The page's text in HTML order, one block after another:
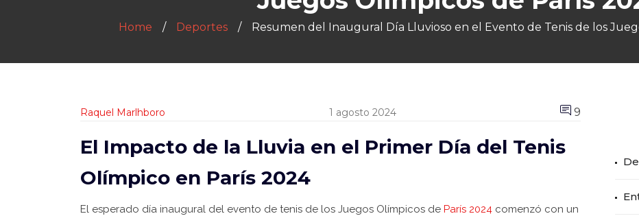
Home Deportes Resumen del Inaugural Día Lluvioso en el Evento de Tenis de los
Raquel Marlhboro 1 agosto 2024 9
El Impacto de la Lluvia en el Primer Día del Tenis
Olímpico en París 2024
El esperado día inaugural del evento de tenis de los Juegos Olímpicos de París 2024 comenzó con un